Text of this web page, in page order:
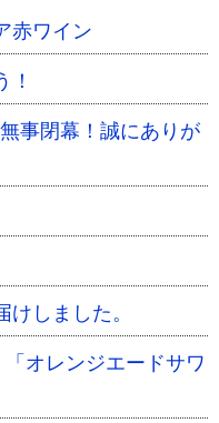
赤ワイン
！
事閉幕！誠にありが
しました。
オレンジエードサワ